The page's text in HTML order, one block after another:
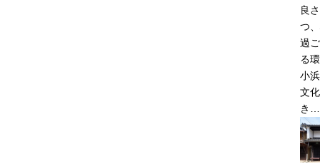
良
つ
過
る
小
文
き…